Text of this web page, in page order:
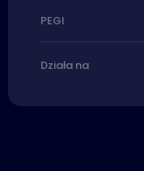
PEGI
Działa na